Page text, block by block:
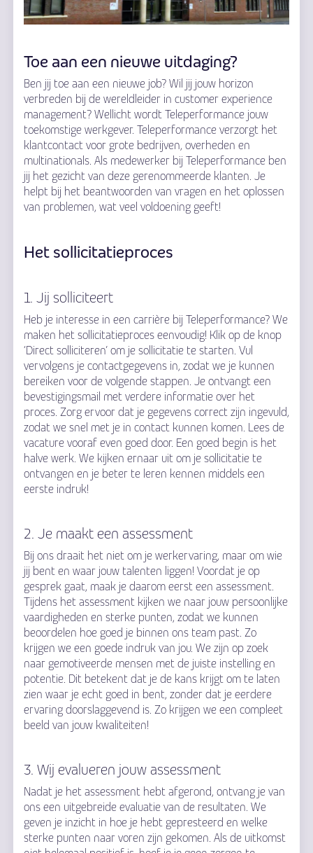
Toe aan een nieuwe uitdaging?
Ben jij toe aan een nieuwe job? Wil jij jouw horizon
verbreden bij de wereldleider in customer experience
management? Wellicht wordt Teleperformance jouw
toekomstige werkgever. Teleperformance verzorgt het
klantcontact voor grote bedrijven, overheden en
multinationals. Als medewerker bij Teleperformance ben
jij het gezicht van deze gerenommeerde klanten. Je
helpt bij het beantwoorden van vragen en het oplossen
van problemen, wat veel voldoening geeft!
Het sollicitatieproces
1. Jij solliciteert
Heb je interesse in een carrière bij Teleperformance? We
maken het sollicitatieproces eenvoudig! Klik op de knop
‘Direct solliciteren’ om je sollicitatie te starten. Vul
vervolgens je contactgegevens in, zodat we je kunnen
bereiken voor de volgende stappen. Je ontvangt een
bevestigingsmail met verdere informatie over het
proces. Zorg ervoor dat je gegevens correct zijn ingevuld,
zodat we snel met je in contact kunnen komen. Lees de
vacature vooraf even goed door. Een goed begin is het
halve werk. We kijken ernaar uit om je sollicitatie te
ontvangen en je beter te leren kennen middels een
eerste indruk!
2. Je maakt een assessment
Bij ons draait het niet om je werkervaring, maar om wie
jij bent en waar jouw talenten liggen! Voordat je op
gesprek gaat, maak je daarom eerst een assessment.
Tijdens het assessment kijken we naar jouw persoonlijke
vaardigheden en sterke punten, zodat we kunnen
beoordelen hoe goed je binnen ons team past. Zo
krijgen we een goede indruk van jou. We zijn op zoek
naar gemotiveerde mensen met de juiste instelling en
potentie. Dit betekent dat je de kans krijgt om te laten
zien waar je echt goed in bent, zonder dat je eerdere
ervaring doorslaggevend is. Zo krijgen we een compleet
beeld van jouw kwaliteiten!
3. Wij evalueren jouw assessment
Nadat je het assessment hebt afgerond, ontvang je van
ons een uitgebreide evaluatie van de resultaten. We
geven je inzicht in hoe je hebt gepresteerd en welke
sterke punten naar voren zijn gekomen. Als de uitkomst